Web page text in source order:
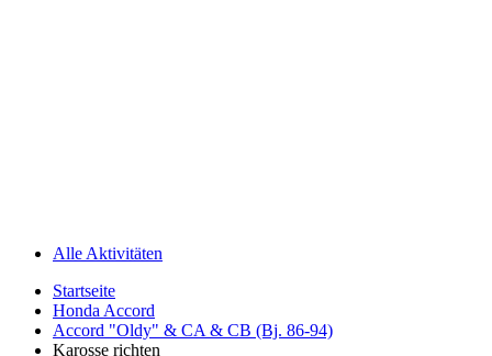
Alle Aktivitäten
Startseite
Honda Accord
Accord "Oldy" & CA & CB (Bj. 86-94)
Karosse richten